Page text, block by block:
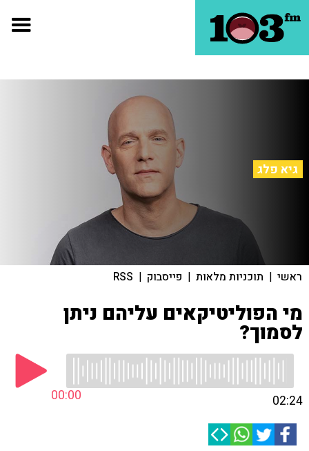
גיא פלג
ראשי | תוכניות מלאות | פייסבוק |
RSS
מי הפוליטיקאים עליהם ניתן
לסמוך?
00:00 02:24